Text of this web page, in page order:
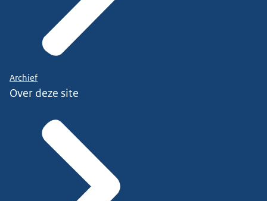
Archief
Over deze site